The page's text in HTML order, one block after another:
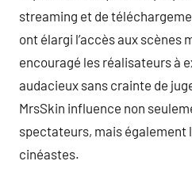
streaming et de
ont élargi l’accès aux scènes
encouragé les réalisateurs à
audacieux sans crainte de
MrsSkin influence non
spectateurs, mais également
cinéastes.